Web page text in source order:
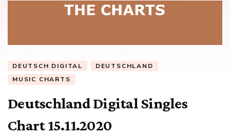
DEUTSCH DIGITAL
DEUTSCHLAND
MUSIC CHARTS
Deutschland Digital Singles
Chart 15.11.2020